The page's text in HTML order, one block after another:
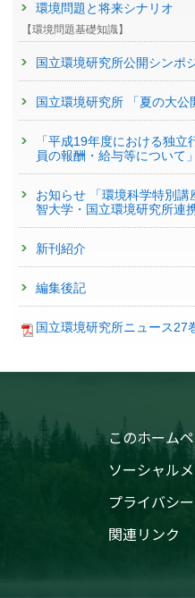
環境問題と将来シナリオ
【環境問題基礎知識】
国立環境研究所公開シンポ
国立環境研究所 「夏の大公
「平成19年度における独
員の報酬・給与等について
お知らせ 「環境科学特別
智大学・国立環境研究所連
新刊紹介
編集後記
国立環境研究所ニュース27
このホーム
ソーシャル
プライバシ
関連リンク